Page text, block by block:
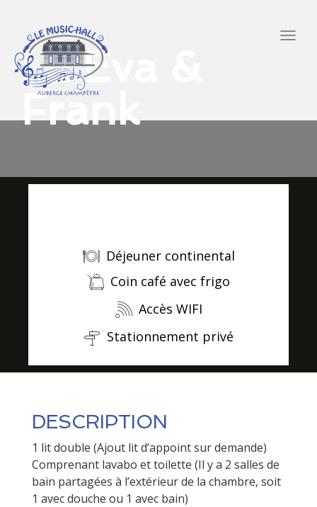
La Eva &
Frank
Déjeuner continental
Coin café avec frigo
Accès WIFI
Stationnement privé
DESCRIPTION
1 lit double (Ajout lit d’appoint sur demande)
Comprenant lavabo et toilette (Il y a 2 salles de
bain partagées à l’extérieur de la chambre, soit
1 avec douche ou 1 avec bain)